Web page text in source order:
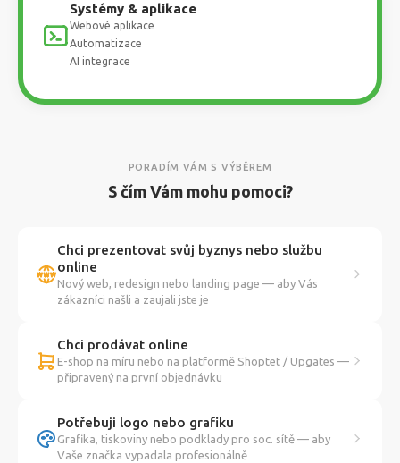
Systémy & aplikace
Webové aplikace
Automatizace
AI integrace
PORADÍM VÁM S VÝBĚREM
S čím Vám mohu pomoci?
Chci prezentovat svůj byznys nebo službu
online
Nový web, redesign nebo landing page — aby Vás
zákazníci našli a zaujali jste je
Chci prodávat online
E-shop na míru nebo na platformě Shoptet / Upgates —
připravený na první objednávku
Potřebuji logo nebo grafiku
Grafika, tiskoviny nebo podklady pro soc. sítě — aby
Vaše značka vypadala profesionálně